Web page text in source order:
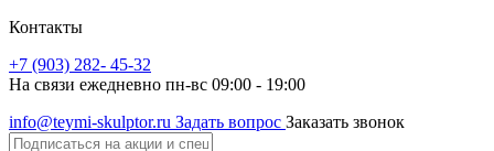
Контакты
+7 (903) 282- 45-32
На связи ежедневно пн-вс 09:00 - 19:00
info@teymi-skulptor.ru Задать вопрос Заказать звонок